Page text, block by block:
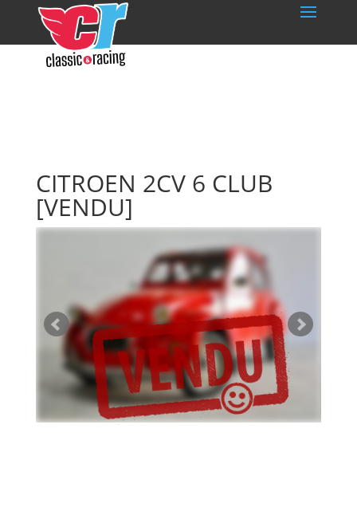
CITROEN 2CV 6 CLUB
[VENDU]